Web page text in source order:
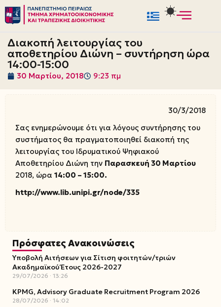
Μεταπηδήστε
στο
περιεχόμενο
Διακοπή λειτουργίας του
αποθετηρίου Διώνη – συντήρηση ώρα
14:00-15:00
30 Μαρτίου, 2018 9:23 πμ
30/3/2018
Σας ενημερώνουμε ότι για λόγους συντήρησης του
συστήματος θα πραγματοποιηθεί διακοπή της
λειτουργίας του Ιδρυματικού Ψηφιακού
Αποθετηρίου Διώνη την Παρασκευή 30 Μαρτίου
2018, ώρα 14:00 – 15:00.
http://www.lib.unipi.gr/node/335
Πρόσφατες Ανακοινώσεις
Υποβολή Αιτήσεων για Σίτιση φοιτητών/τριών
Ακαδημαϊκού Έτους 2026-2027
29/07/2026 13:26
KPMG, Advisory Graduate Recruitment Program 2026
28/07/2026 14:02